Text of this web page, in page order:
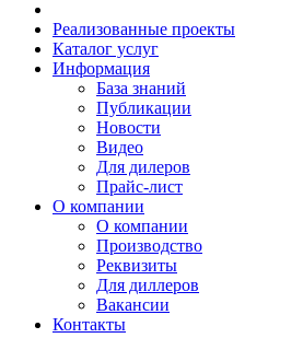
Реализованные проекты
Каталог услуг
Информация
База знаний
Публикации
Новости
Видео
Для дилеров
Прайс-лист
О компании
О компании
Производство
Реквизиты
Для диллеров
Вакансии
Контакты